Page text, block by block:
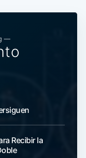
—
Recibir la